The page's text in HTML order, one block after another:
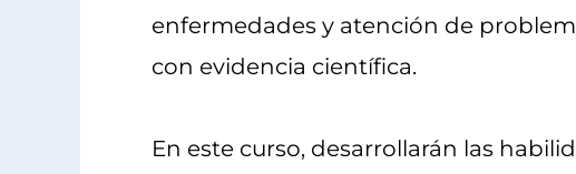
enfermedades y atención de
con evidencia científica.
En este curso, desarrollarán las